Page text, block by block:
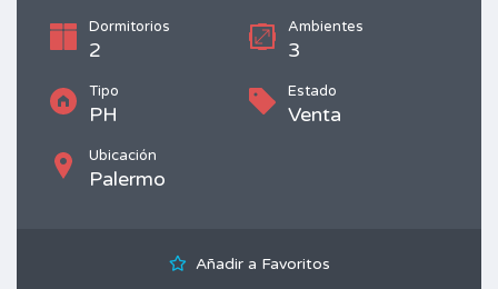
Dormitorios
2
Ambientes
3
Tipo
PH
Estado
Venta
Ubicación
Palermo
Añadir a Favoritos